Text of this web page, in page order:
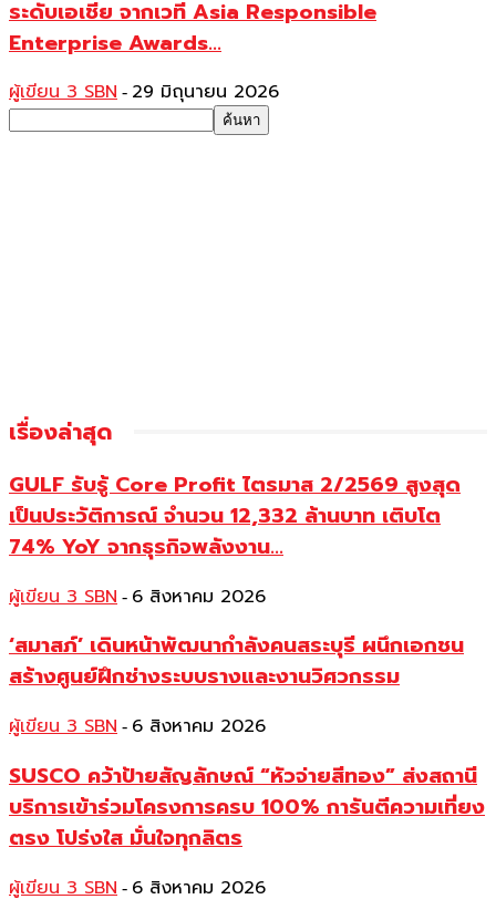
ระดับเอเชีย จากเวที Asia Responsible
Enterprise Awards...
ผู้เขียน 3 SBN - 29 มิถุนายน 2026
เรื่องล่าสุด
GULF รับรู้ Core Profit ไตรมาส 2/2569 สูงสุด
เป็นประวัติการณ์ จำนวน 12,332 ล้านบาท เติบโต
74% YoY จากธุรกิจพลังงาน...
ผู้เขียน 3 SBN - 6 สิงหาคม 2026
‘สมาสภ์’ เดินหน้าพัฒนากำลังคนสระบุรี ผนึกเอกชน
สร้างศูนย์ฝึกช่างระบบรางและงานวิศวกรรม
ผู้เขียน 3 SBN - 6 สิงหาคม 2026
SUSCO คว้าป้ายสัญลักษณ์ “หัวจ่ายสีทอง” ส่งสถานี
บริการเข้าร่วมโครงการครบ 100% การันตีความเที่ยง
ตรง โปร่งใส มั่นใจทุกลิตร
ผู้เขียน 3 SBN - 6 สิงหาคม 2026